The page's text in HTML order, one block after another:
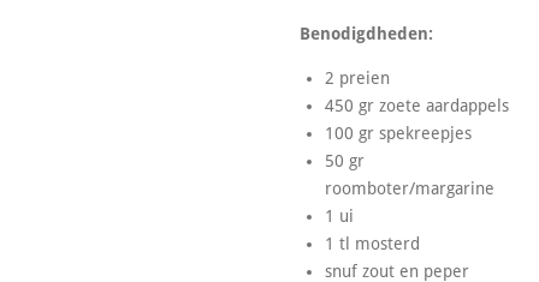
Benodigdheden:
2 preien
450 gr zoete aardappels
100 gr spekreepjes
50 gr
roomboter/margarine
1 ui
1 tl mosterd
snuf zout en peper